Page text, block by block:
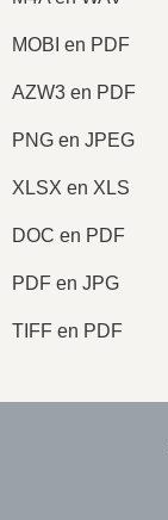
MOBI en PDF
AZW3 en PDF
PNG en JPEG
XLSX en XLS
DOC en PDF
PDF en JPG
TIFF en PDF